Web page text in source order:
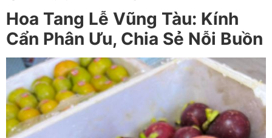
Hoa Tang Lễ Vũng Tàu: Kính
Cẩn Phân Ưu, Chia Sẻ Nỗi Buồn